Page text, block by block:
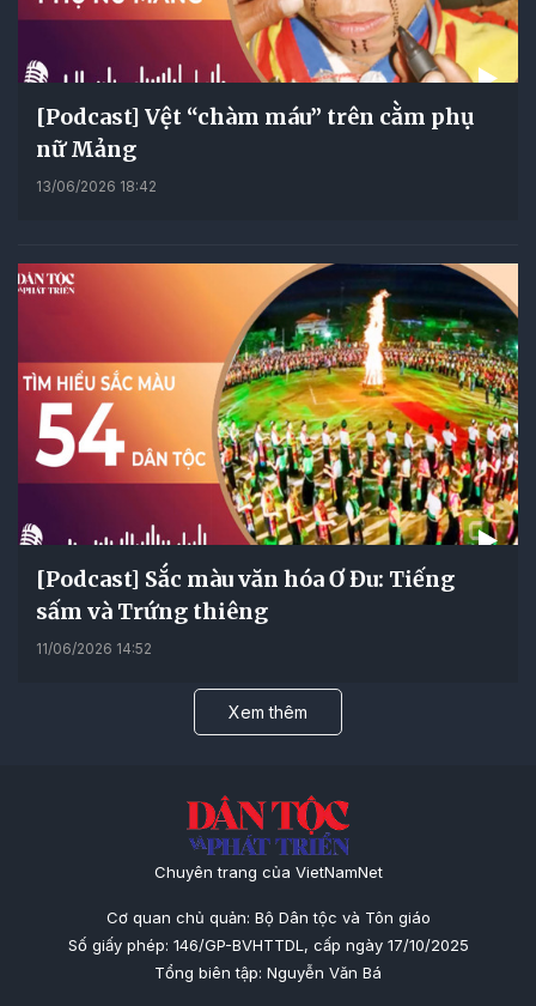
[Podcast] Vệt “chàm máu” trên cằm phụ
nữ Mảng
13/06/2026 18:42
[Podcast] Sắc màu văn hóa Ơ Đu: Tiếng
sấm và Trứng thiêng
11/06/2026 14:52
Xem thêm
Chuyên trang của VietNamNet
Cơ quan chủ quản: Bộ Dân tộc và Tôn giáo
Số giấy phép: 146/GP-BVHTTDL, cấp ngày 17/10/2025
Tổng biên tập: Nguyễn Văn Bá